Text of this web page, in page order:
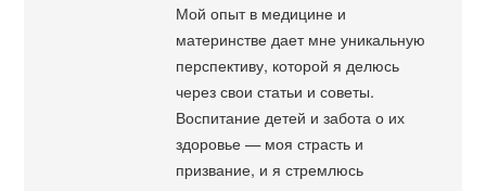
Мой опыт в медицине и
материнстве дает мне уникальную
перспективу, которой я делюсь
через свои статьи и советы.
Воспитание детей и забота о их
здоровье — моя страсть и
призвание, и я стремлюсь